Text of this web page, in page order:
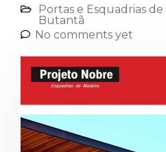
Portas e Esquadrias
Butantã
No comments yet